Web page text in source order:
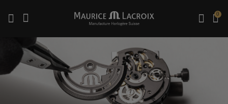
0
Utiliser les touches haut et bas pour naviguer dans les résultats de recherche.